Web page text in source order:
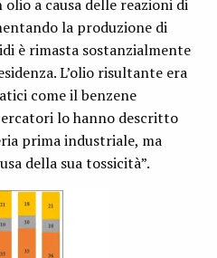
a causa delle reazioni di
la produzione di
è rimasta sostanzialmente
L’olio risultante era
come il benzene
lo hanno descritto
prima industriale, ma
della sua tossicità”.